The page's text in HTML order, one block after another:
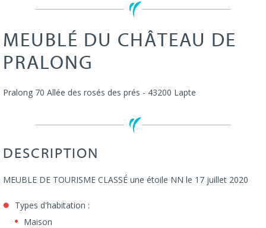
MEUBLÉ DU CHÂTEAU DE
PRALONG
Pralong 70 Allée des rosés des prés - 43200 Lapte
DESCRIPTION
MEUBLE DE TOURISME CLASSÉ une étoile NN le 17 juillet 2020
Types d'habitation :
Maison